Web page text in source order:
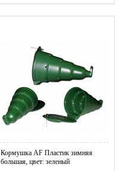
Кормушка AF Пластик зимняя
большая, цвет: зеленый